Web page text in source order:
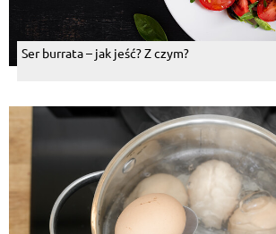
Ser burrata – jak jeść? Z czym?